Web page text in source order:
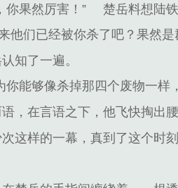
果然厉害！”
楚岳料想陆
们已经被你杀了吧？果然是
知了一遍。
你能够像杀掉那四个废物一
，在言语之下，他飞快掏出
这样的一幕，真到了这个时